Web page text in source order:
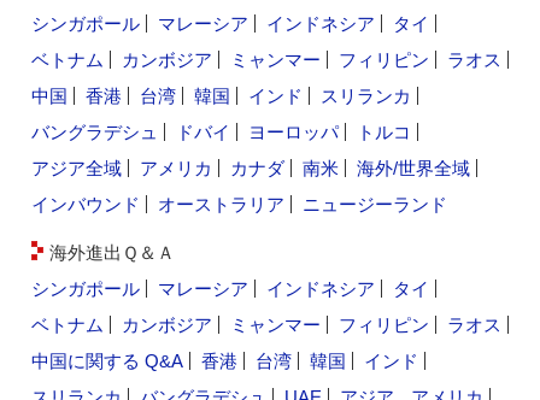
シンガポール
マレーシア インドネシア
タイ
ベトナム
カンボジア ミャンマー フィリピン
ラオス
中国
香港 台湾 韓国 インド
スリランカ
バングラデシュ
ドバイ ヨーロッパ
トルコ
アジア全域
アメリカ カナダ 南米
海外/世界全域
インバウンド
オーストラリア ニュージーランド
海外進出Ｑ＆Ａ
シンガポール
マレーシア インドネシア
タイ
ベトナム
カンボジア ミャンマー フィリピン
ラオス
中国に関する Q&A
香港 台湾 韓国
インド